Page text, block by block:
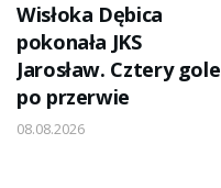
Wisłoka Dębica
pokonała JKS
Jarosław. Cztery gole
po przerwie
08.08.2026